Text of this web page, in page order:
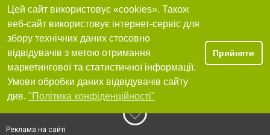
Цей сайт використовує «cookies». Також
веб-сайт використовує інтернет-сервіс для
збору технічних даних стосовно
відвідувачів з метою отримання
маркетингової та статистичної інформації.
Умови обробки даних відвідувачів сайту
див. "Політика конфіденційності"
Прийняти
Реклама на сайті